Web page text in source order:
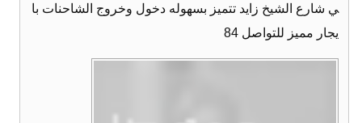
ي شارع الشيخ زايد تتميز بسهوله دخول وخروج الشاحنات با
يجار مميز للتواصل 84